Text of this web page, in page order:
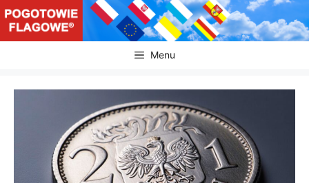
Przejdź
do
treści
Menu